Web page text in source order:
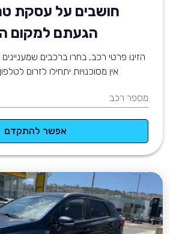
חושבים על עסקת
הגעתם למקום
הזינו פרטי רכב, בחרו ברכבים
אין מסוכנויות יתחילו לזרום
מספר רכב
אפשר להתקדם